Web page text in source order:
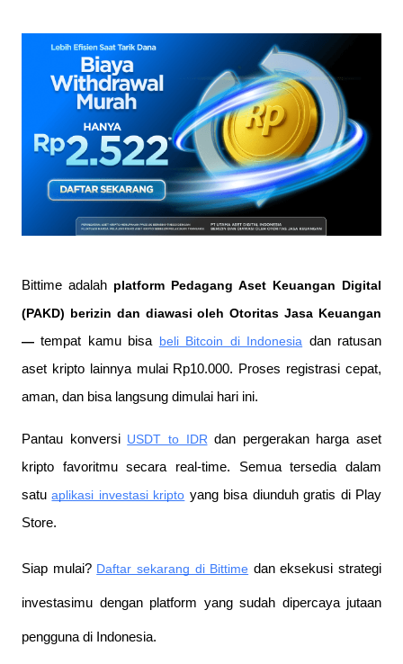
Bittime adalah platform Pedagang Aset Keuangan Digital
(PAKD) berizin dan diawasi oleh Otoritas Jasa Keuangan
— tempat kamu bisa beli Bitcoin di Indonesia dan ratusan
aset kripto lainnya mulai Rp10.000. Proses registrasi cepat,
aman, dan bisa langsung dimulai hari ini.
Pantau konversi USDT to IDR dan pergerakan harga aset
kripto favoritmu secara real-time. Semua tersedia dalam
satu aplikasi investasi kripto yang bisa diunduh gratis di Play
Store.
Siap mulai? Daftar sekarang di Bittime dan eksekusi strategi
investasimu dengan platform yang sudah dipercaya jutaan
pengguna di Indonesia.